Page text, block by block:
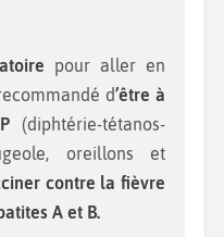
pour aller en
d’être à
(diphtérie-tétanos-
oreillons et
contre la fièvre
A et B.